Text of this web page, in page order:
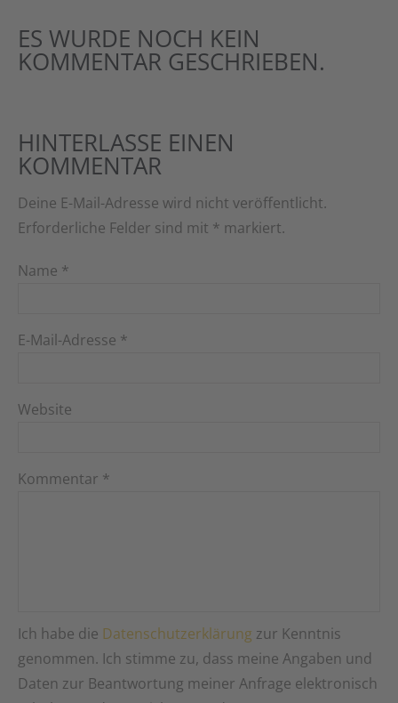
ES WURDE NOCH KEIN
KOMMENTAR GESCHRIEBEN.
HINTERLASSE EINEN
KOMMENTAR
Deine E-Mail-Adresse wird nicht veröffentlicht.
Erforderliche Felder sind mit * markiert.
Name *
E-Mail-Adresse *
Website
Kommentar *
Ich habe die Datenschutzerklärung zur Kenntnis
genommen. Ich stimme zu, dass meine Angaben und
Daten zur Beantwortung meiner Anfrage elektronisch